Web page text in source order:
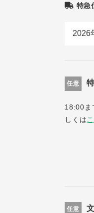
特急
任意
18:00ま
しくは
任意